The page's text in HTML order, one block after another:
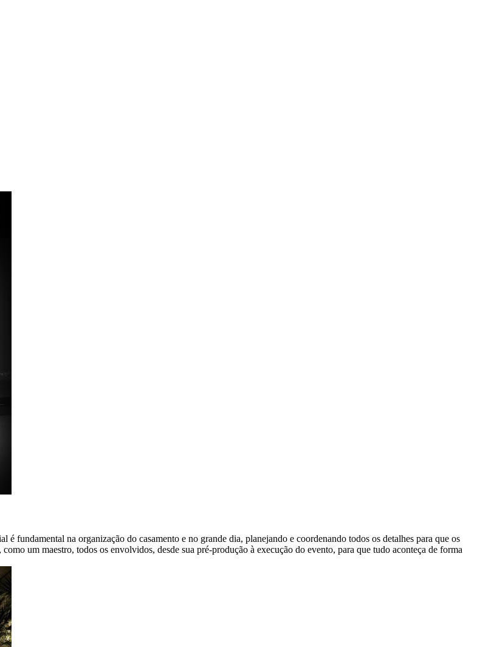
fundamental na organização do casamento e no grande dia, planejando e coordenando todos os detalhes para que os
um maestro, todos os envolvidos, desde sua pré-produção à execução do evento, para que tudo aconteça de forma